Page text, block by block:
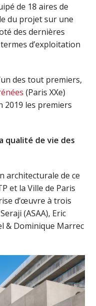
de 18 aires de
du projet sur une
des dernières
d’exploitation
des tout premiers,
(Paris XXe)
2019 les premiers
qualité de vie des
architecturale de ce
et la Ville de Paris
d’œuvre à trois
(ASAA), Eric
& Dominique Marrec